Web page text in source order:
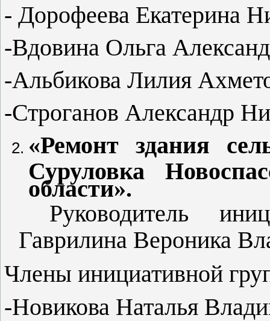
- Дорофеева Екатерина
-Вдовина Ольга
-Альбикова Лилия
-Строганов Александр
«Ремонт здания
Суруловка
области».
Руководитель
Гаврилина Вероника
Члены инициативной
-Новикова Наталья